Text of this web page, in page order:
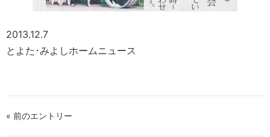
2013.12.7
とよた･みよしホームニュース
« 前のエントリー